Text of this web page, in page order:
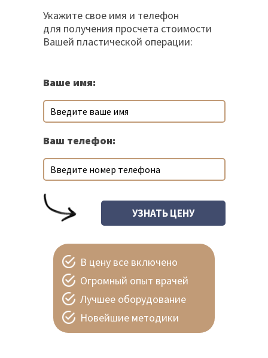
Укажите свое имя и телефон
для получения просчета стоимости
Вашей пластической операции:
Ваше имя:
Ваш телефон:
В цену все включено
Огромный опыт врачей
Лучшее оборудование
Новейшие методики